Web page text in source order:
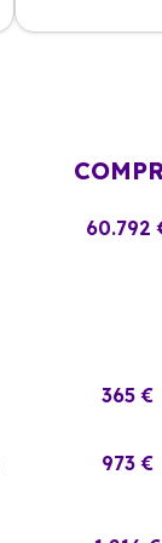
60.792
365 €
973 €